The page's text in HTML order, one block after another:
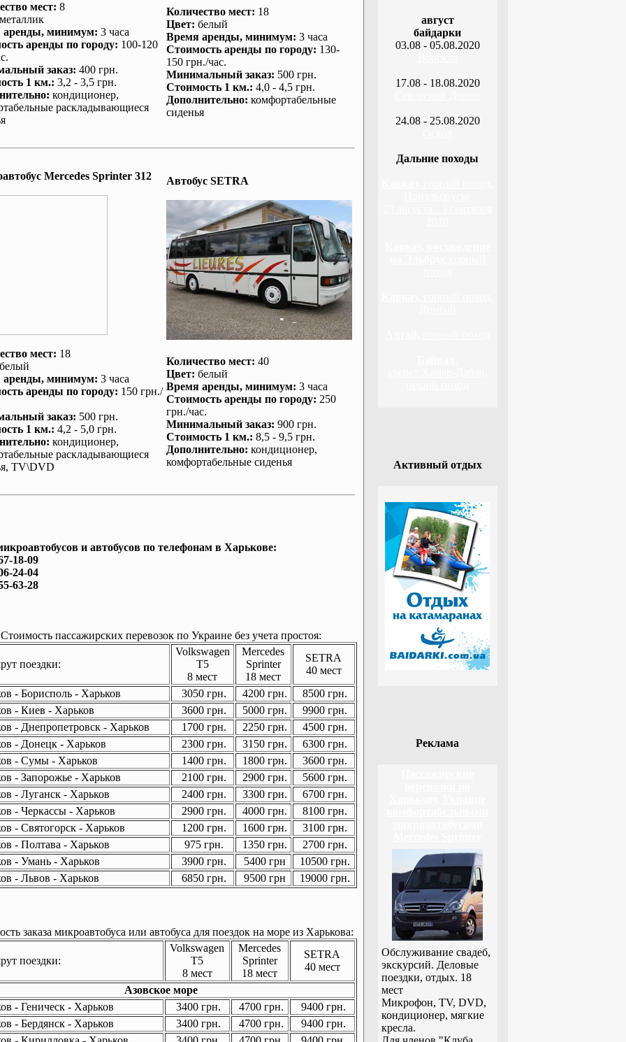
мест: 8
металлик
аренды, минимум: 3 часа
аренды по городу: 100-120
заказ: 400 грн.
1 км.: 3,2 - 3,5 грн.
: кондиционер,
раскладывающиеся
Количество мест: 18
Цвет: белый
Время аренды, минимум: 3 часа
Стоимость аренды по городу: 130-
150 грн./час.
Минимальный заказ: 500 грн.
Стоимость 1 км.: 4,0 - 4,5 грн.
Дополнительно: комфортабельные
сиденья
Mеrcedes Sprinter 312
мест: 18
белый
аренды, минимум: 3 часа
аренды по городу: 150 грн./
заказ: 500 грн.
1 км.: 4,2 - 5,0 грн.
: кондиционер,
раскладывающиеся
TV\DVD
Автобус SETRA
Количество мест: 40
Цвет: белый
Время аренды, минимум: 3 часа
Стоимость аренды по городу: 250
грн./час.
Минимальный заказ: 900 грн.
Стоимость 1 км.: 8,5 - 9,5 грн.
Дополнительно: кондиционер,
комфортабельные сиденья
и автобусов по телефонам в Харькове:
18-09
24-04
63-28
Стоимость пассажирских перевозок по Украине без учета простоя:
поездки:
Volkswagen
T5
8 мест
Mercedes
Sprinter
18 мест
SETRA
40 мест
- Борисполь - Харьков
3050 грн. 4200 грн.
8500 грн.
- Киев - Харьков
3600 грн. 5000 грн.
9900 грн.
- Днепропетровск - Харьков
1700 грн. 2250 грн.
4500 грн.
- Донецк - Харьков
2300 грн. 3150 грн.
6300 грн.
- Сумы - Харьков
1400 грн. 1800 грн.
3600 грн.
- Запорожье - Харьков
2100 грн. 2900 грн.
5600 грн.
- Луганск - Харьков
2400 грн. 3300 грн.
6700 грн.
- Черкассы - Харьков
2900 грн. 4000 грн.
8100 грн.
- Святогорск - Харьков
1200 грн. 1600 грн.
3100 грн.
- Полтава - Харьков
975 грн. 1350 грн.
2700 грн.
- Умань - Харьков
3900 грн. 5400 грн
10500 грн.
- Львов - Харьков
6850 грн. 9500 грн 19000 грн.
заказа микроавтобуса или автобуса для поездок на море из Харькова:
поездки:
Volkswagen
T5
8 мест
Mercedes
Sprinter
18 мест
SETRA
40 мест
Азовское море
- Геническ - Харьков
3400 грн. 4700 грн.
9400 грн.
- Бердянск - Харьков
3400 грн. 4700 грн.
9400 грн.
август
байдарки
03.08 - 05.08.2020
17.08 - 18.08.2020
24.08 - 25.08.2020
Дальние походы
Активный отдых
Реклама
Обслуживание свадеб,
экскурсий. Деловые
поездки, отдых. 18
мест
Микрофон, TV, DVD,
кондиционер, мягкие
кресла.